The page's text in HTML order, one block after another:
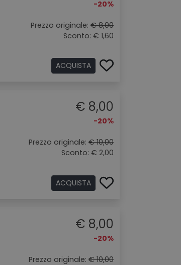
-20%
Prezzo originale: € 8,00
Sconto: € 1,60
ACQUISTA
€ 8,00
-20%
Prezzo originale: € 10,00
Sconto: € 2,00
ACQUISTA
€ 8,00
-20%
Prezzo originale: € 10,00